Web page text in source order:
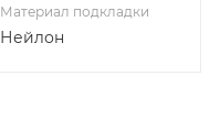
Материал подкладки
Нейлон